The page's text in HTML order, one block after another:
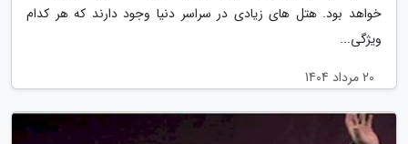
خواهد بود. هتل های زیادی در سراسر دنیا وجود دارند که هر کدام
ویژگی...
20 مرداد 1404